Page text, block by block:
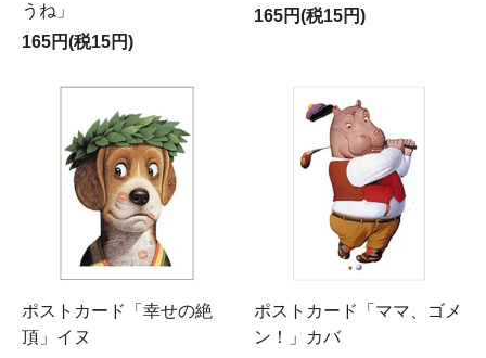
うね」
165円(税15円)
165円(税15円)
ポストカード「幸せの絶
頂」イヌ
ポストカード「ママ、ゴメ
ン！」カバ